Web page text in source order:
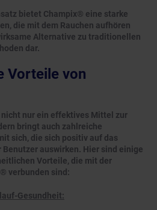
bietet Champix® eine starke
die mit dem Rauchen aufhören
Alternative zu traditionellen
dar.
Vorteile von
nur ein effektives Mittel zur
bringt auch zahlreiche
sich, die sich positiv auf das
auswirken. Hier sind einige
Vorteile, die mit der
verbunden sind:
Gesundheit: